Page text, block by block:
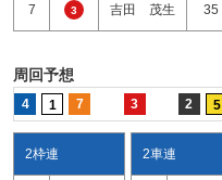
7 3 吉田 茂生 35
周回予想
4 1 7 3 2 5
2枠連 2車連